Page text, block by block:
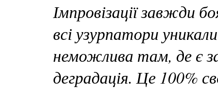
Імпровізації завжди
всі узурпатори
неможлива там, де є
деградація. Це 100%